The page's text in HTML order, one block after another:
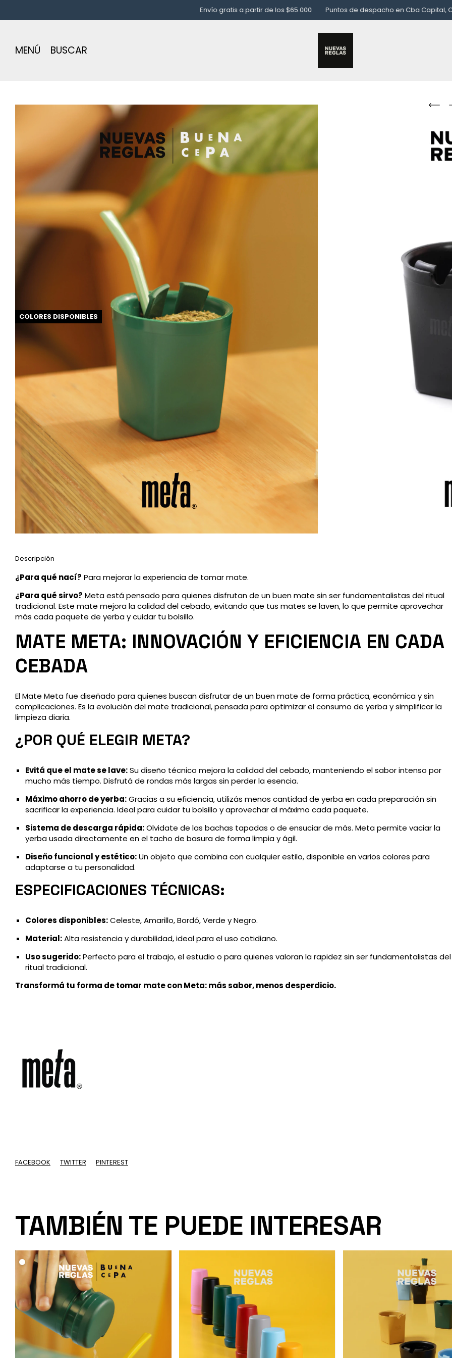
Envío gratis a partir de los $65.000 Puntos de despacho en Cba Capital, CABA y
MENÚ BUSCAR
COLORES DISPONIBLES
Descripción
¿Para qué nací? Para mejorar la experiencia de tomar mate.
¿Para qué sirvo? Meta está pensado para quienes disfrutan de un buen mate sin ser fundamentalistas del ritual
tradicional. Este mate mejora la calidad del cebado, evitando que tus mates se laven, lo que permite aprovechar
más cada paquete de yerba y cuidar tu bolsillo.
MATE META: INNOVACIÓN Y EFICIENCIA EN CADA
CEBADA
El Mate Meta fue diseñado para quienes buscan disfrutar de un buen mate de forma práctica, económica y sin
complicaciones. Es la evolución del mate tradicional, pensada para optimizar el consumo de yerba y simplificar la
limpieza diaria.
¿POR QUÉ ELEGIR META?
Evitá que el mate se lave:Su diseño técnico mejora la calidad del cebado, manteniendo el sabor intenso por
mucho más tiempo. Disfrutá de rondas más largas sin perder la esencia.
Máximo ahorro de yerba:Gracias a su eficiencia, utilizás menos cantidad de yerba en cada preparación sin
sacrificar la experiencia. Ideal para cuidar tu bolsillo y aprovechar al máximo cada paquete.
Sistema de descarga rápida:Olvidate de las bachas tapadas o de ensuciar de más. Meta permite vaciar la
yerba usada directamente en el tacho de basura de forma limpia y ágil.
Diseño funcional y estético:Un objeto que combina con cualquier estilo, disponible en varios colores para
adaptarse a tu personalidad.
ESPECIFICACIONES TÉCNICAS:
Colores disponibles:Celeste, Amarillo, Bordó, Verde y Negro.
Material:Alta resistencia y durabilidad, ideal para el uso cotidiano.
Uso sugerido:Perfecto para el trabajo, el estudio o para quienes valoran la rapidez sin ser fundamentalistas del
ritual tradicional.
Transformá tu forma de tomar mate con Meta: más sabor, menos desperdicio.
FACEBOOK TWITTER PINTEREST
TAMBIÉN TE PUEDE INTERESAR